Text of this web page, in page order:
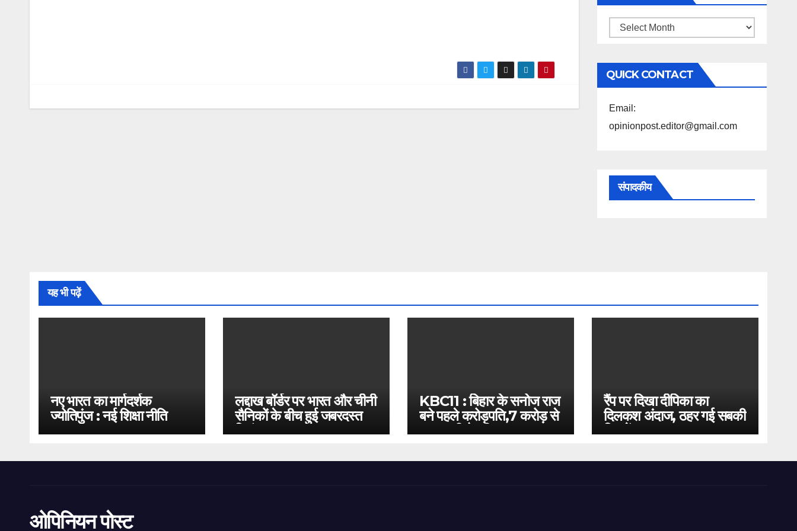
महिने
अनुसार
पढ़ें
QUICK CONTACT
Email:
opinionpost.editor@gmail.com
संपादकीय
यह भी पढ़ें
नए भारत का मार्गदर्शक
ज्योतिपुंज : नई शिक्षा नीति
2020
लद्दाख बॉर्डर पर भारत और चीनी
सैनिकों के बीच हुई जबरदस्त
भिड़ंत
KBC11 : बिहार के सनोज राज
बने पहले करोड़पति,7 करोड़ से
बस इतनी है दूरी
रैंप पर दिखा दीपिका का
दिलकश अंदाज, ठहर गई सबकी
निगाहें
ओपिनियन पोस्ट